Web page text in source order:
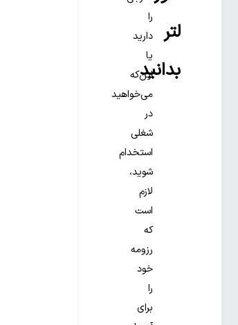
لتر
بدانید
را
دارید
یا
این‌که
می‌خواهید
در
شغلی
استخدام
شوید،
لازم
است
که
رزومه
خود
را
برای